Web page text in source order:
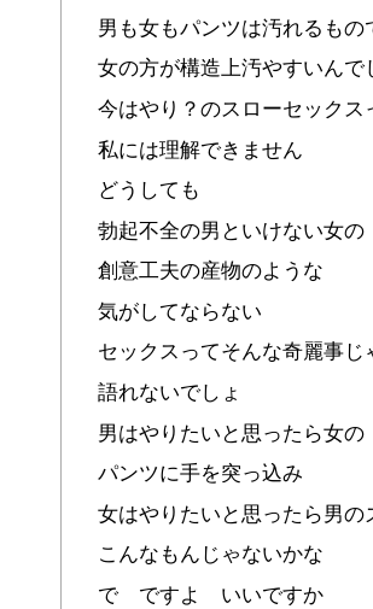
男も女もパンツは汚れるもの
女の方が構造上汚やすいんで
今はやり？のスローセックス
私には理解できません
どうしても
勃起不全の男といけない女の
創意工夫の産物のような
気がしてならない
セックスってそんな奇麗事じ
語れないでしょ
男はやりたいと思ったら女の
パンツに手を突っ込み
女はやりたいと思ったら男
こんなもんじゃないかな
で ですよ いいですか